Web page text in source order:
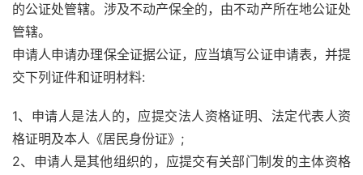
的公证处管辖。涉及不动产保全的，由不动产所在地公证处
管辖。
申请人申请办理保全证据公证，应当填写公证申请表，并提
交下列证件和证明材料:
1、申请人是法人的，应提交法人资格证明、法定代表人资
格证明及本人《居民身份证》;
2、申请人是其他组织的，应提交有关部门制发的主体资格